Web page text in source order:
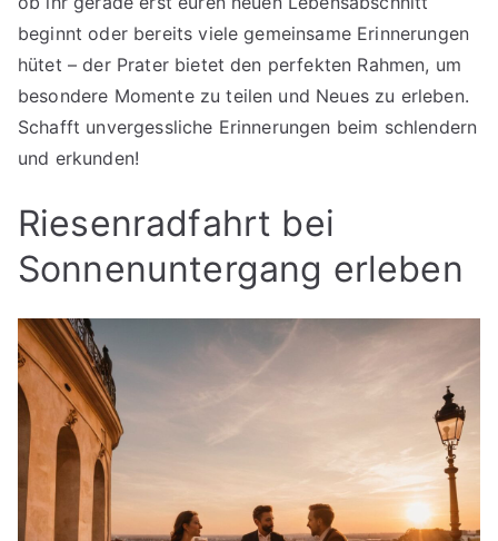
beginnt oder bereits viele gemeinsame Erinnerungen
hütet – der Prater bietet den perfekten Rahmen, um
besondere Momente zu teilen und Neues zu erleben.
Schafft unvergessliche Erinnerungen beim schlendern
und erkunden!
Riesenradfahrt bei
Sonnenuntergang erleben